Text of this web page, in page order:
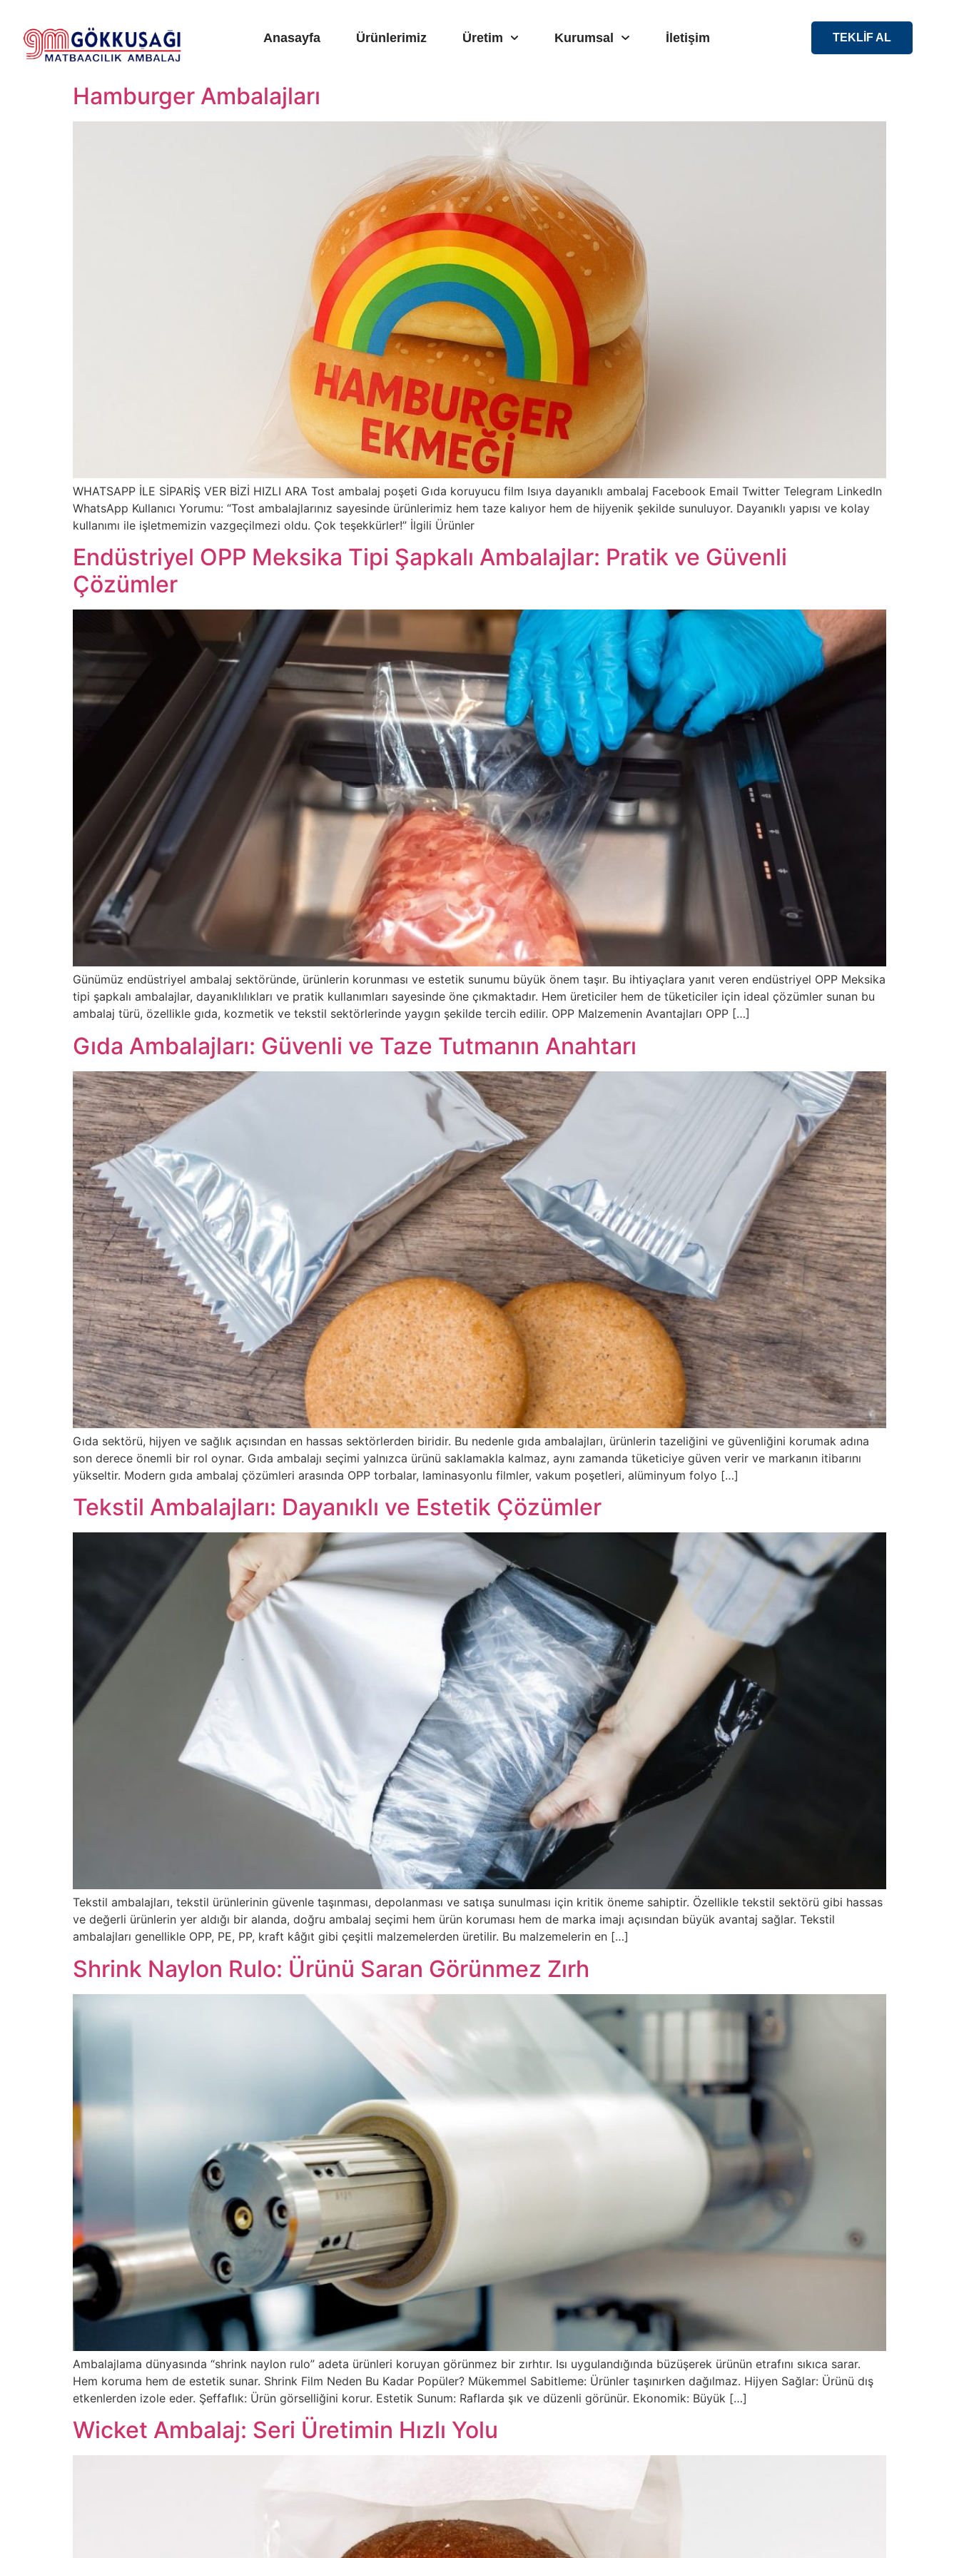
Anasayfa Ürünlerimiz Üretim Kurumsal İletişim TEKLİF AL
Hamburger Ambalajları
WHATSAPP İLE SİPARİŞ VER BİZİ HIZLI ARA Tost ambalaj poşeti Gıda koruyucu film Isıya dayanıklı ambalaj Facebook Email Twitter Telegram LinkedIn
WhatsApp Kullanıcı Yorumu: “Tost ambalajlarınız sayesinde ürünlerimiz hem taze kalıyor hem de hijyenik şekilde sunuluyor. Dayanıklı yapısı ve kolay
kullanımı ile işletmemizin vazgeçilmezi oldu. Çok teşekkürler!” İlgili Ürünler
Endüstriyel OPP Meksika Tipi Şapkalı Ambalajlar: Pratik ve Güvenli
Çözümler
Günümüz endüstriyel ambalaj sektöründe, ürünlerin korunması ve estetik sunumu büyük önem taşır. Bu ihtiyaçlara yanıt veren endüstriyel OPP Meksika
tipi şapkalı ambalajlar, dayanıklılıkları ve pratik kullanımları sayesinde öne çıkmaktadır. Hem üreticiler hem de tüketiciler için ideal çözümler sunan bu
ambalaj türü, özellikle gıda, kozmetik ve tekstil sektörlerinde yaygın şekilde tercih edilir. OPP Malzemenin Avantajları OPP […]
Gıda Ambalajları: Güvenli ve Taze Tutmanın Anahtarı
Gıda sektörü, hijyen ve sağlık açısından en hassas sektörlerden biridir. Bu nedenle gıda ambalajları, ürünlerin tazeliğini ve güvenliğini korumak adına
son derece önemli bir rol oynar. Gıda ambalajı seçimi yalnızca ürünü saklamakla kalmaz, aynı zamanda tüketiciye güven verir ve markanın itibarını
yükseltir. Modern gıda ambalaj çözümleri arasında OPP torbalar, laminasyonlu filmler, vakum poşetleri, alüminyum folyo […]
Tekstil Ambalajları: Dayanıklı ve Estetik Çözümler
Tekstil ambalajları, tekstil ürünlerinin güvenle taşınması, depolanması ve satışa sunulması için kritik öneme sahiptir. Özellikle tekstil sektörü gibi hassas
ve değerli ürünlerin yer aldığı bir alanda, doğru ambalaj seçimi hem ürün koruması hem de marka imajı açısından büyük avantaj sağlar. Tekstil
ambalajları genellikle OPP, PE, PP, kraft kâğıt gibi çeşitli malzemelerden üretilir. Bu malzemelerin en […]
Shrink Naylon Rulo: Ürünü Saran Görünmez Zırh
Ambalajlama dünyasında “shrink naylon rulo” adeta ürünleri koruyan görünmez bir zırhtır. Isı uygulandığında büzüşerek ürünün etrafını sıkıca sarar.
Hem koruma hem de estetik sunar. Shrink Film Neden Bu Kadar Popüler? Mükemmel Sabitleme: Ürünler taşınırken dağılmaz. Hijyen Sağlar: Ürünü dış
etkenlerden izole eder. Şeffaflık: Ürün görselliğini korur. Estetik Sunum: Raflarda şık ve düzenli görünür. Ekonomik: Büyük […]
Wicket Ambalaj: Seri Üretimin Hızlı Yolu